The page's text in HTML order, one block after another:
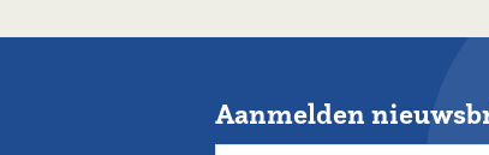
Aanmelden